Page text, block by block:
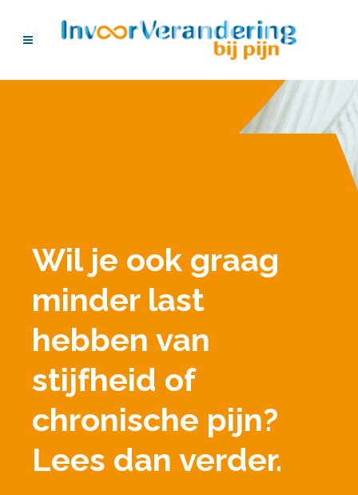
Wil je ook graag
minder last
hebben van
stijfheid of
chronische pijn?
Lees dan verder.